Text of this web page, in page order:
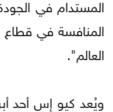
المستدام في
المنافسة في قطاع
العالم".
ويُعد كيو إس أحد